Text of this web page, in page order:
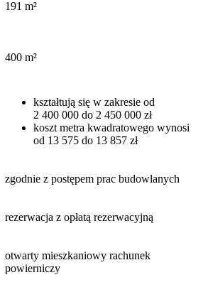
191 m²
400 m²
kształtują się w zakresie od
2 400 000 do 2 450 000 zł
koszt metra kwadratowego wynosi
od 13 575 do 13 857 zł
zgodnie z postępem prac budowlanych
rezerwacja z opłatą rezerwacyjną
otwarty mieszkaniowy rachunek
powierniczy